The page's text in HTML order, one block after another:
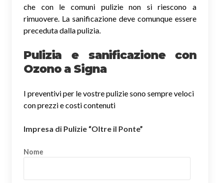
che con le comuni pulizie non si riescono a
rimuovere. La sanificazione deve comunque essere
preceduta dalla pulizia.
Pulizia e sanificazione con
Ozono a Signa
I preventivi per le vostre pulizie sono sempre veloci
con prezzi e costi contenuti
Impresa di Pulizie “Oltre il Ponte”
Nome